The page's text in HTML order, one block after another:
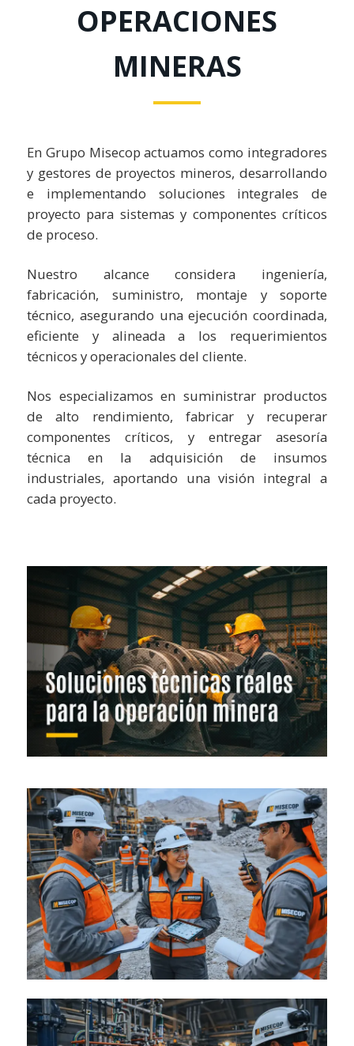
OPERACIONES
MINERAS
En Grupo Misecop actuamos como integradores
y gestores de proyectos mineros, desarrollando
e implementando soluciones integrales de
proyecto para sistemas y componentes críticos
de proceso.
Nuestro alcance considera ingeniería,
fabricación, suministro, montaje y soporte
técnico, asegurando una ejecución coordinada,
eficiente y alineada a los requerimientos
técnicos y operacionales del cliente.
Nos especializamos en suministrar productos
de alto rendimiento, fabricar y recuperar
componentes críticos, y entregar asesoría
técnica en la adquisición de insumos
industriales, aportando una visión integral a
cada proyecto.